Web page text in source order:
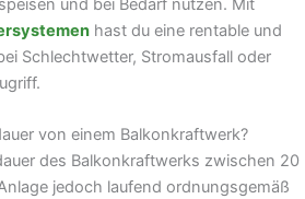
und bei Bedarf nutzen. Mit
hast du eine rentable und
Schlechtwetter, Stromausfall oder
von einem Balkonkraftwerk?
des Balkonkraftwerks zwischen 20
jedoch laufend ordnungsgemäß